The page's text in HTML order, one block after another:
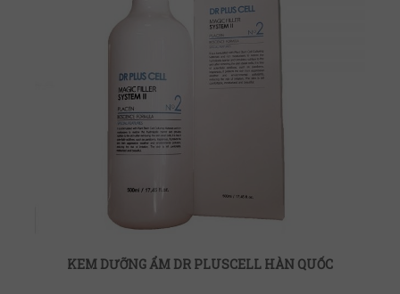
KEM DƯỠNG ẨM DR PLUSCELL HÀN QUỐC